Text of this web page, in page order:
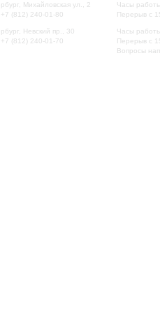
Михайловская ул., 2
(812) 240-01-80
Невский пр., 30
(812) 240-01-70
Часы
Перерыв с
Часы
Перерыв с
Вопросы